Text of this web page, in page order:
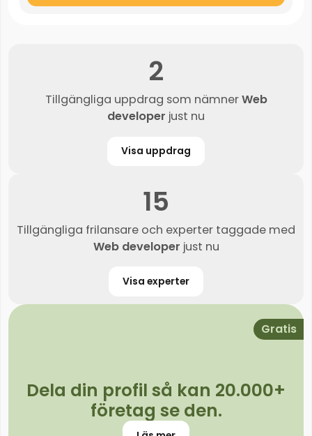
2
Tillgängliga uppdrag som nämnerWeb
developer just nu
Visa uppdrag
15
Tillgängliga frilansare och experter taggade med
Web developer just nu
Visa experter
Gratis
Dela din profil så kan 20.000+
företag se den.